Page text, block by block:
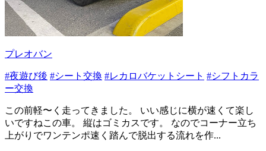
プレオバン
#夜遊び後 #シート交換 #レカロバケットシート #シフトカラ
ー交換
この前軽〜く走ってきました。 いい感じに横が速くて楽し
いですねこの車。 縦はゴミカスです。 なのでコーナー立ち
上がりでワンテンポ速く踏んで脱出する流れを作...